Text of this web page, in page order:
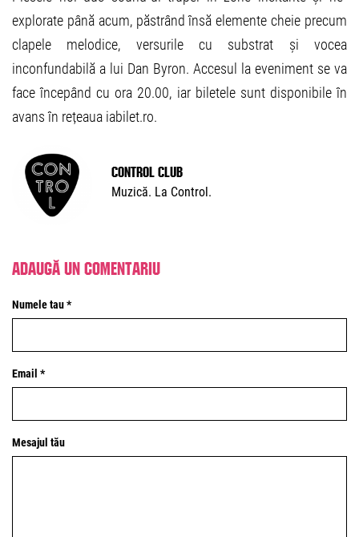
explorate până acum, păstrând însă elemente cheie precum
clapele melodice, versurile cu substrat și vocea
inconfundabilă a lui Dan Byron. Accesul la eveniment se va
face începând cu ora 20.00, iar biletele sunt disponibile în
avans în rețeaua iabilet.ro.
Control Club
Muzică. La Control.
Adaugă un comentariu
Numele tau *
Email *
Mesajul tău